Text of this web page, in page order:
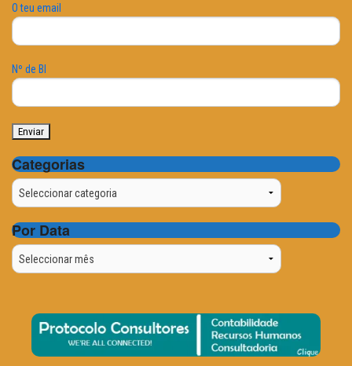
O teu email
Nº de BI
Categorias
Categorias
Por Data
Por
Data